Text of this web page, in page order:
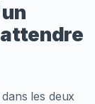
les deux